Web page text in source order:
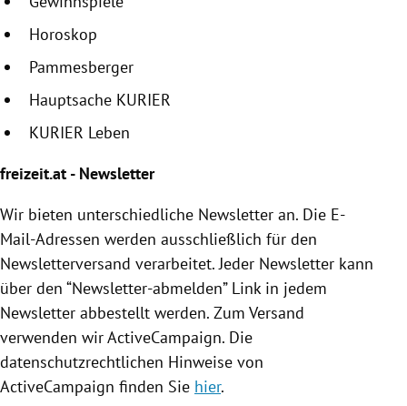
Horoskop
Pammesberger
Hauptsache KURIER
KURIER Leben
freizeit.at - Newsletter
Wir bieten unterschiedliche Newsletter an. Die E-
Mail-Adressen werden ausschließlich für den
Newsletterversand verarbeitet. Jeder Newsletter kann
über den “Newsletter-abmelden” Link in jedem
Newsletter abbestellt werden. Zum Versand
verwenden wir ActiveCampaign. Die
datenschutzrechtlichen Hinweise von
ActiveCampaign finden Sie hier.